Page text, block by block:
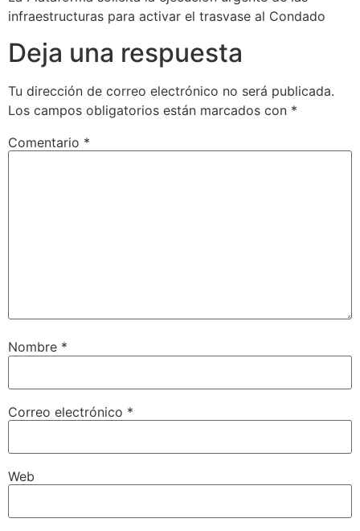
infraestructuras para activar el trasvase al Condado
Deja una respuesta
Tu dirección de correo electrónico no será publicada.
Los campos obligatorios están marcados con *
Comentario *
Nombre *
Correo electrónico *
Web